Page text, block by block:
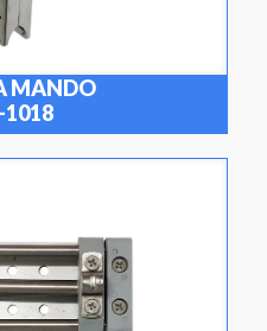
MANDO
1018